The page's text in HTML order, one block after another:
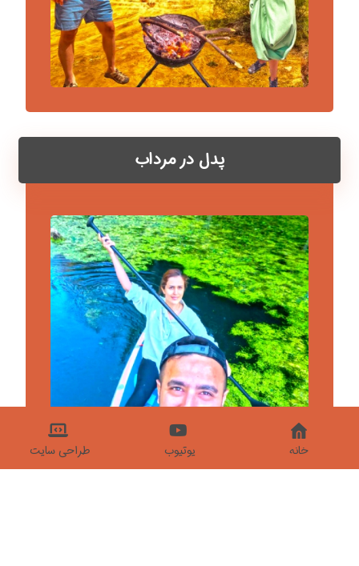
پدل در مرداب
خانه یوتیوب طراحی سایت